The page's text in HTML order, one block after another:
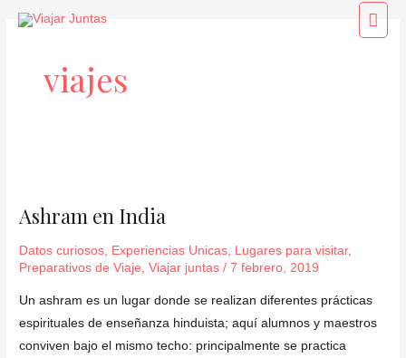
viajes
Ashram en India
Datos curiosos Experiencias Unicas Lugares para visitar,
Preparativos de Viaje ,Viajar juntas /7 febrero, 2019
Un ashram es un lugar donde se realizan diferentes prácticas
espirituales de enseñanza hinduista; aquí alumnos y maestros
conviven bajo el mismo techo: principalmente se practica
India